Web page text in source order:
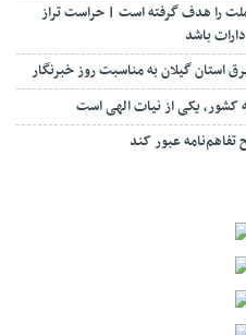
را هدف گرفته است | حراست تراز
باشد
استان گیلان به مناسبت روز خبرنگار
یکی از نیات الهی است
عبور کند